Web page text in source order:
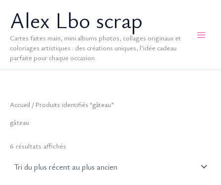
contenuAlex Lbo scrap
Cartes faites main, mini albums photos, collages originaux et
coloriages artistiques : des créations uniques, l’idée cadeau
parfaite pour chaque occasion.
Accueil / Produits identifiés “gâteau”
gâteau
6 résultats affichés
récent
au